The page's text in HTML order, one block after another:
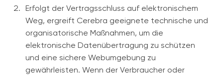
Erfolgt der Vertragsschluss auf elektronischem
Weg, ergreift Cerebra geeignete technische und
organisatorische Maßnahmen, um die
elektronische Datenübertragung zu schützen
und eine sichere Webumgebung zu
gewährleisten. Wenn der Verbraucher oder